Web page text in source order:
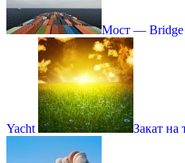
Мост — Bridge
Yacht Закат на